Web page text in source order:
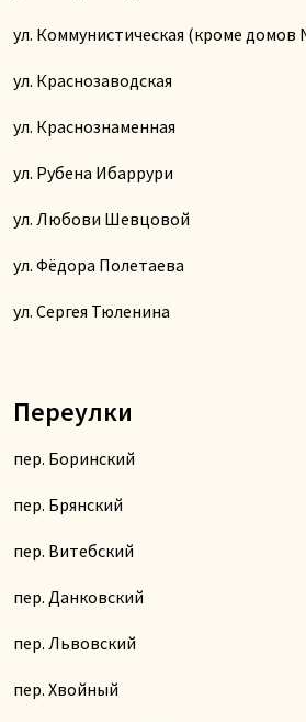
ул. Коммунистическая (кроме домов
ул. Краснозаводская
ул. Краснознаменная
ул. Рубена Ибаррури
ул. Любови Шевцовой
ул. Фёдора Полетаева
ул. Сергея Тюленина
Переулки
пер. Боринский
пер. Брянский
пер. Витебский
пер. Данковский
пер. Львовский
пер. Хвойный